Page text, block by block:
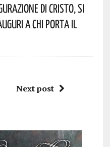
Di Cristo, Si
A Chi Porta Il
Next post